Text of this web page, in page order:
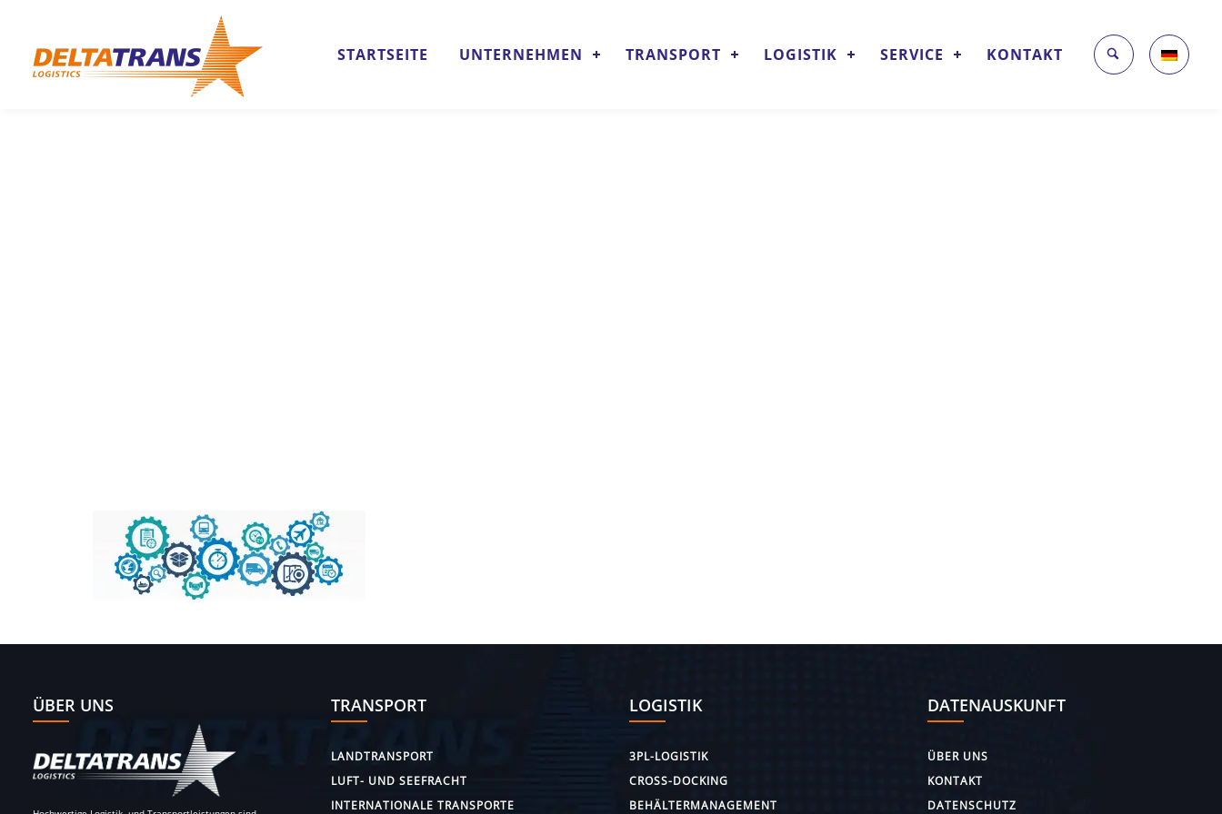
STARTSEITE UNTERNEHMEN TRANSPORT LOGISTIK SERVICE KONTAKT
ÜBER UNS TRANSPORT
LANDTRANSPORT
LUFT- UND SEEFRACHT
INTERNATIONALE TRANSPORTE
LOGISTIK
3PL-LOGISTIK
CROSS-DOCKING
BEHÄLTERMANAGEMENT
DATENAUSKUNFT
ÜBER UNS
KONTAKT
DATENSCHUTZ